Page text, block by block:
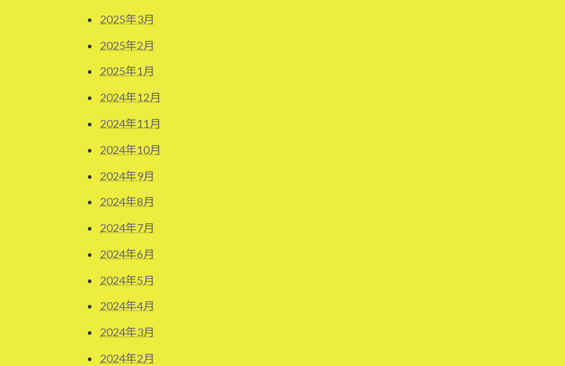
2025年3月
2025年2月
2025年1月
2024年12月
2024年11月
2024年10月
2024年9月
2024年8月
2024年7月
2024年6月
2024年5月
2024年4月
2024年3月
2024年2月